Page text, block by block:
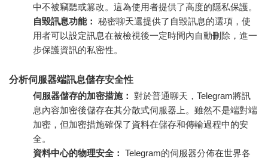
中不被竊聽或篡改。這為使用者提供了高度的隱私保護。
自毀訊息功能： 秘密聊天還提供了自毀訊息的選項，使
用者可以設定訊息在被檢視後一定時間內自動刪除，進一
步保護資訊的私密性。
分析伺服器端訊息儲存安全性
伺服器儲存的加密措施： 對於普通聊天，Telegram將訊
息內容加密後儲存在其分散式伺服器上。雖然不是端對端
加密，但加密措施確保了資料在儲存和傳輸過程中的安
全。
資料中心的物理安全： Telegram的伺服器分佈在世界各